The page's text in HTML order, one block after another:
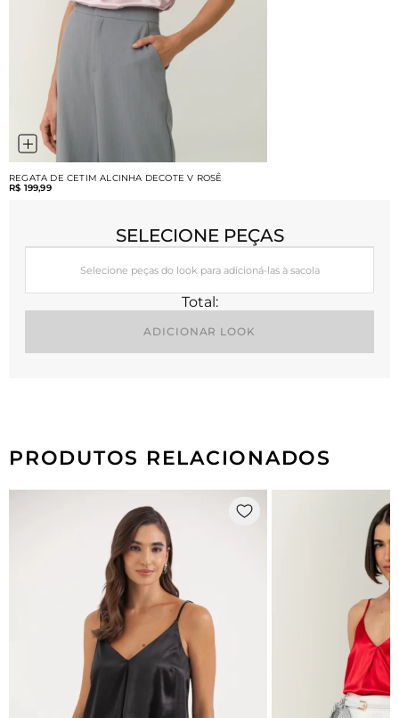
REGATA DE CETIM ALCINHA DECOTE V ROSÊ
R$ 199,99
SELECIONE PEÇAS
Selecione peças do look para adicioná-las à sacola
Total:
ADICIONAR LOOK
PRODUTOS RELACIONADOS